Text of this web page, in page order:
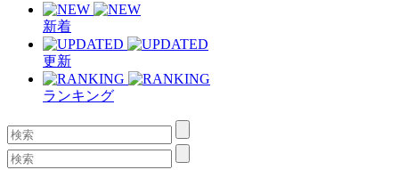
新着
更新
ランキング